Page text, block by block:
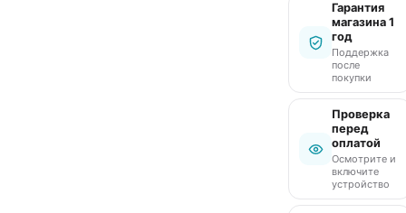
Гарантия
магазина 1
год
Поддержка
после
покупки
Проверка
перед
оплатой
Осмотрите и
включите
устройство